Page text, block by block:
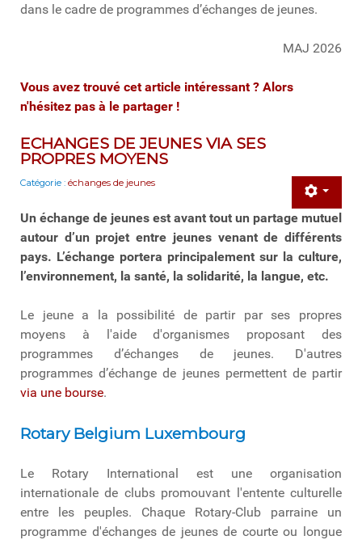
dans le cadre de programmes d’échanges de jeunes.
MAJ 2026
Vous avez trouvé cet article intéressant ? Alors
n'hésitez pas à le partager !
ECHANGES DE JEUNES VIA SES
PROPRES MOYENS
Catégorie : échanges de jeunes
Un échange de jeunes est avant tout un partage mutuel
autour d’un projet entre jeunes venant de différents
pays. L’échange portera principalement sur la culture,
l’environnement, la santé, la solidarité, la langue, etc.
Le jeune a la possibilité de partir par ses propres
moyens à l'aide d'organismes proposant des
programmes d’échanges de jeunes. D'autres
programmes d’échange de jeunes permettent de partir
via une bourse.
Rotary Belgium Luxembourg
Le Rotary International est une organisation
internationale de clubs promouvant l'entente culturelle
entre les peuples. Chaque Rotary-Club parraine un
programme d'échanges de jeunes de courte ou longue